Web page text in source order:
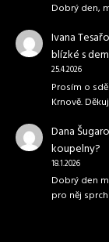
Dobrý den,
Ivana
blízké s
25.4.2026
Prosím o
Krnově.
Dana
koupelny?
18.1.2026
Dobrý den
pro něj